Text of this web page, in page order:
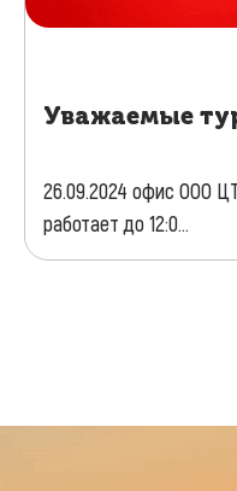
Уважаемые
26.09.2024 офис ООО
работает до 12:0...